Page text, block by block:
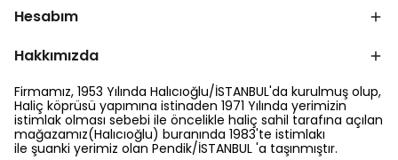
Hesabım
Hakkımızda
Firmamız, 1953 Yılında Halıcıoğlu/İSTANBUL'da kurulmuş olup,
Haliç köprüsü yapımına istinaden 1971 Yılında yerimizin
istimlak olması sebebi ile öncelikle haliç sahil tarafına açılan
mağazamız(Halıcıoğlu) buranında 1983'te istimlakı
ile şuanki yerimiz olan Pendik/İSTANBUL 'a taşınmıştır.